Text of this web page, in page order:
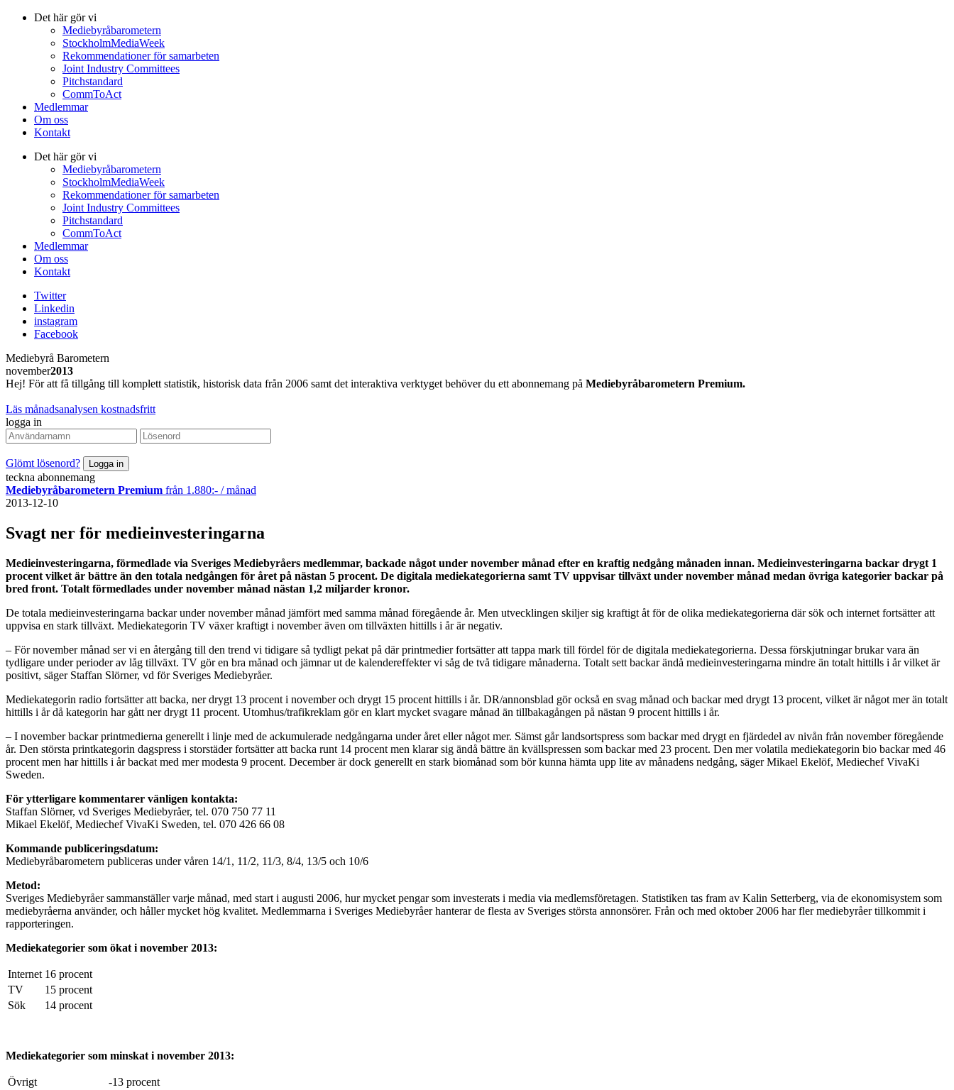
Det här gör vi
Mediebyråbarometern
StockholmMediaWeek
Rekommendationer för samarbeten
Joint Industry Committees
Pitchstandard
CommToAct
Medlemmar
Om oss
Kontakt
Det här gör vi
Mediebyråbarometern
StockholmMediaWeek
Rekommendationer för samarbeten
Joint Industry Committees
Pitchstandard
CommToAct
Medlemmar
Om oss
Kontakt
Twitter
Linkedin
instagram
Facebook
Mediebyrå Barometern
november2013
Hej! För att få tillgång till komplett statistik, historisk data från 2006 samt det interaktiva verktyget behöver du ett abonnemang på Mediebyråbarometern Premium.
Läs månadsanalysen kostnadsfritt
logga in
Glömt lösenord?
teckna abonnemang
Mediebyråbarometern Premium från 1.880:- / månad
2013-12-10
Svagt ner för medieinvesteringarna
Medieinvesteringarna, förmedlade via Sveriges Mediebyråers medlemmar, backade något under november månad efter en kraftig nedgång månaden innan. Medieinvesteringarna backar drygt 1
procent vilket är bättre än den totala nedgången för året på nästan 5 procent. De digitala mediekategorierna samt TV uppvisar tillväxt under november månad medan övriga kategorier backar på
bred front. Totalt förmedlades under november månad nästan 1,2 miljarder kronor.
De totala medieinvesteringarna backar under november månad jämfört med samma månad föregående år. Men utvecklingen skiljer sig kraftigt åt för de olika mediekategorierna där sök och internet fortsätter att
uppvisa en stark tillväxt. Mediekategorin TV växer kraftigt i november även om tillväxten hittills i år är negativ.
– För november månad ser vi en återgång till den trend vi tidigare så tydligt pekat på där printmedier fortsätter att tappa mark till fördel för de digitala mediekategorierna. Dessa förskjutningar brukar vara än
tydligare under perioder av låg tillväxt. TV gör en bra månad och jämnar ut de kalendereffekter vi såg de två tidigare månaderna. Totalt sett backar ändå medieinvesteringarna mindre än totalt hittills i år vilket är
positivt, säger Staffan Slörner, vd för Sveriges Mediebyråer.
Mediekategorin radio fortsätter att backa, ner drygt 13 procent i november och drygt 15 procent hittills i år. DR/annonsblad gör också en svag månad och backar med drygt 13 procent, vilket är något mer än totalt
hittills i år då kategorin har gått ner drygt 11 procent. Utomhus/trafikreklam gör en klart mycket svagare månad än tillbakagången på nästan 9 procent hittills i år.
– I november backar printmedierna generellt i linje med de ackumulerade nedgångarna under året eller något mer. Sämst går landsortspress som backar med drygt en fjärdedel av nivån från november föregående
år. Den största printkategorin dagspress i storstäder fortsätter att backa runt 14 procent men klarar sig ändå bättre än kvällspressen som backar med 23 procent. Den mer volatila mediekategorin bio backar med 46
procent men har hittills i år backat med mer modesta 9 procent. December är dock generellt en stark biomånad som bör kunna hämta upp lite av månadens nedgång, säger Mikael Ekelöf, Mediechef VivaKi
Sweden.
För ytterligare kommentarer vänligen kontakta:
Staffan Slörner, vd Sveriges Mediebyråer, tel. 070 750 77 11
Mikael Ekelöf, Mediechef VivaKi Sweden, tel. 070 426 66 08
Kommande publiceringsdatum:
Mediebyråbarometern publiceras under våren 14/1, 11/2, 11/3, 8/4, 13/5 och 10/6
Metod:
Sveriges Mediebyråer sammanställer varje månad, med start i augusti 2006, hur mycket pengar som investerats i media via medlemsföretagen. Statistiken tas fram av Kalin Setterberg, via de ekonomisystem som
mediebyråerna använder, och håller mycket hög kvalitet. Medlemmarna i Sveriges Mediebyråer hanterar de flesta av Sveriges största annonsörer. Från och med oktober 2006 har fler mediebyråer tillkommit i
rapporteringen.
Mediekategorier som ökat i november 2013:
Internet 16 procent
TV
15 procent
Sök
14 procent
Mediekategorier som minskat i november 2013:
Övrigt
-13 procent